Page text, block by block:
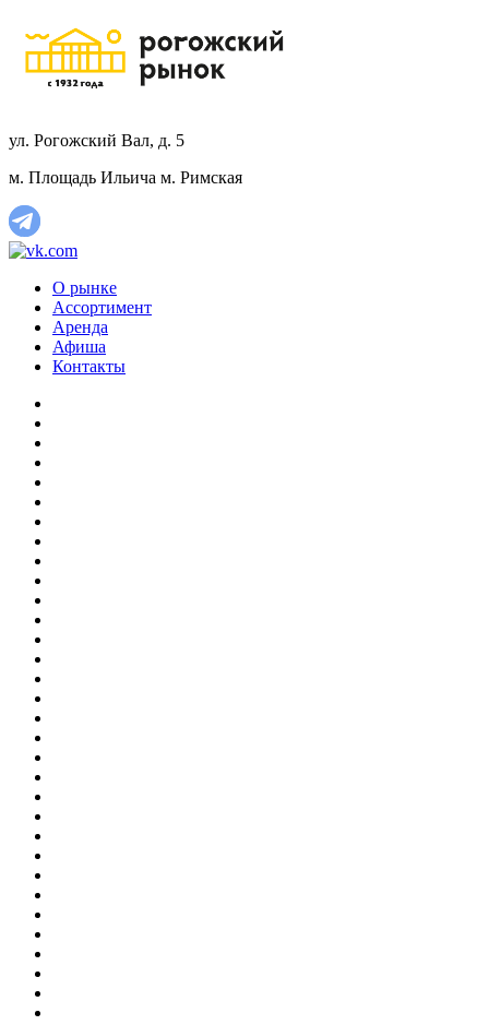
ул. Рогожский Вал, д. 5
м. Площадь Ильича м. Римская
О рынке
Ассортимент
Аренда
Афиша
Контакты